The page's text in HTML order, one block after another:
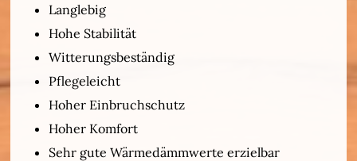
Langlebig
Hohe Stabilität
Witterungsbeständig
Pflegeleicht
Hoher Einbruchschutz
Hoher Komfort
Sehr gute Wärmedämmwerte erzielbar